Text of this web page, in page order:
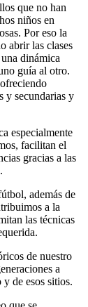
que no han
niños en
Por eso la
abrir las clases
dinámica
guía al otro.
y secundarias y
especialmente
facilitan el
gracias a las
además de
a la
las técnicas
de nuestro
a
de esos sitios.